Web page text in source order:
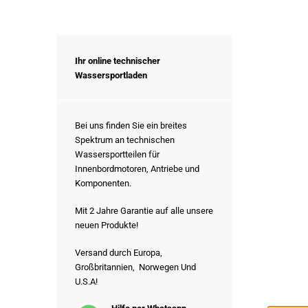
Ihr online technischer
Wassersportladen
Bei uns finden Sie ein breites
Spektrum an technischen
Wassersportteilen für
Innenbordmotoren, Antriebe und
Komponenten.
Mit 2 Jahre Garantie auf alle unsere
neuen Produkte!
Versand durch Europa,
Großbritannien, Norwegen Und
U.S.A!